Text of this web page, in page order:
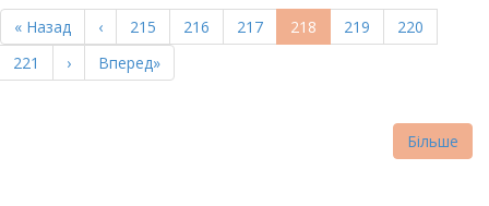
НА
СТОРІНКИ
Перша
сторінка
« Назад
Попередня
сторінка
‹ Page
215 Page
216 Page
217
Поточна
сторінка
218 Page
219 Page
220
Page
221
Наступна
сторінка
›
Остання
сторінка
Вперед»
Більше